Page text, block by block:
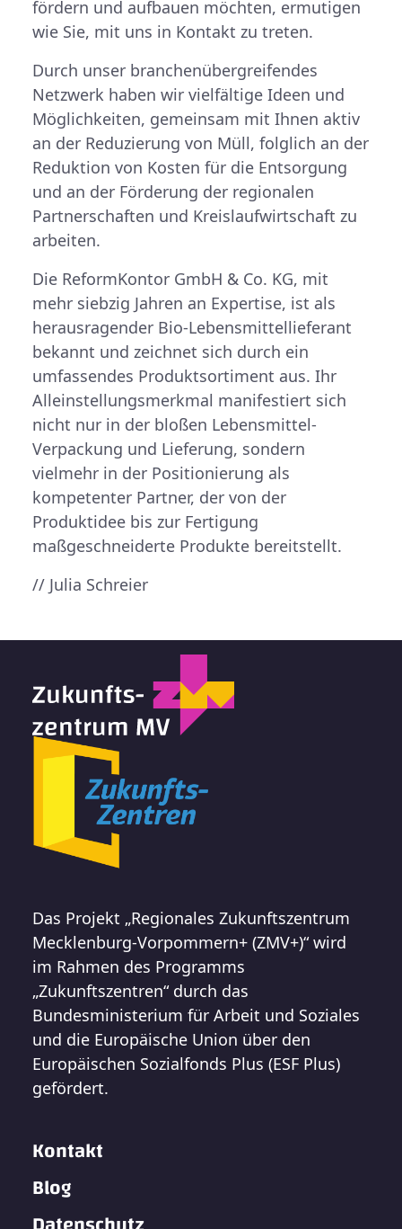
fördern und aufbauen möchten, ermutigen
wie Sie, mit uns in Kontakt zu treten.
Durch unser branchenübergreifendes
Netzwerk haben wir vielfältige Ideen und
Möglichkeiten, gemeinsam mit Ihnen aktiv
an der Reduzierung von Müll, folglich an der
Reduktion von Kosten für die Entsorgung
und an der Förderung der regionalen
Partnerschaften und Kreislaufwirtschaft zu
arbeiten.
Die ReformKontor GmbH & Co. KG, mit
mehr siebzig Jahren an Expertise, ist als
herausragender Bio-Lebensmittellieferant
bekannt und zeichnet sich durch ein
umfassendes Produktsortiment aus. Ihr
Alleinstellungsmerkmal manifestiert sich
nicht nur in der bloßen Lebensmittel-
Verpackung und Lieferung, sondern
vielmehr in der Positionierung als
kompetenter Partner, der von der
Produktidee bis zur Fertigung
maßgeschneiderte Produkte bereitstellt.
// Julia Schreier
Das Projekt „Regionales Zukunftszentrum
Mecklenburg-Vorpommern+ (ZMV+)“ wird
im Rahmen des Programms
„Zukunftszentren“ durch das
Bundesministerium für Arbeit und Soziales
und die Europäische Union über den
Europäischen Sozialfonds Plus (ESF Plus)
gefördert.
Kontakt
Blog